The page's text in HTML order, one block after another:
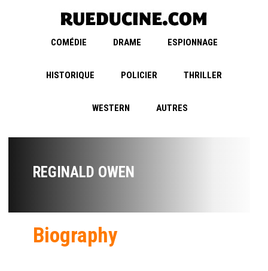
COMÉDIE DRAME ESPIONNAGE
HISTORIQUE POLICIER THRILLER
WESTERN AUTRES
REGINALD OWEN
Biography